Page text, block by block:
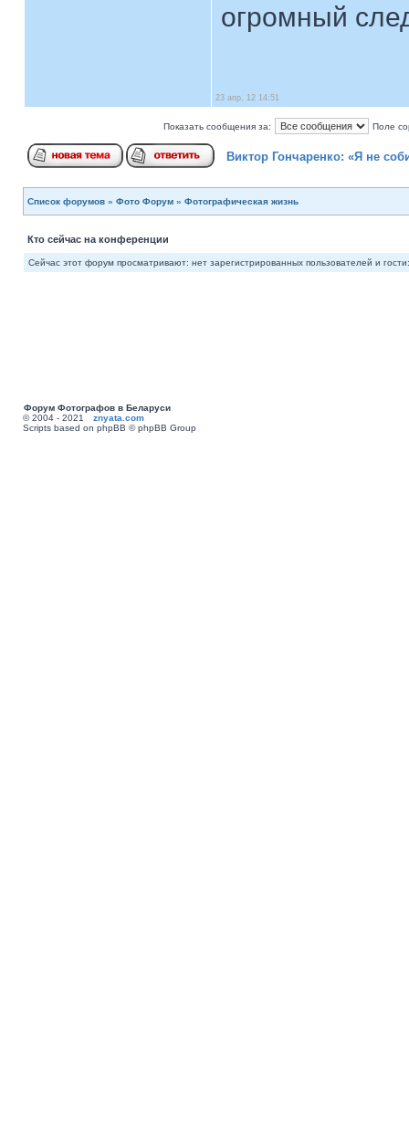
огромный
23 апр, 12 14:51
Показать сообщения за: Поле
Виктор Гончаренко: «Я не
Список форумов » Фото Форум » Фотографическая жизнь
Кто сейчас на конференции
Сейчас этот форум просматривают: нет зарегистрированных пользователей и
Форум Фотографов в Беларуси
© 2004 - 2021 znyata.com
Scripts based on phpBB © phpBB Group